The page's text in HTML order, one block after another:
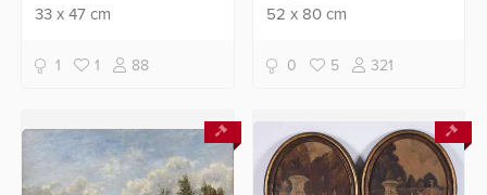
33x 47cm
1 1 88
1975. Parte inferior com
52 x80 cm
0 5 321